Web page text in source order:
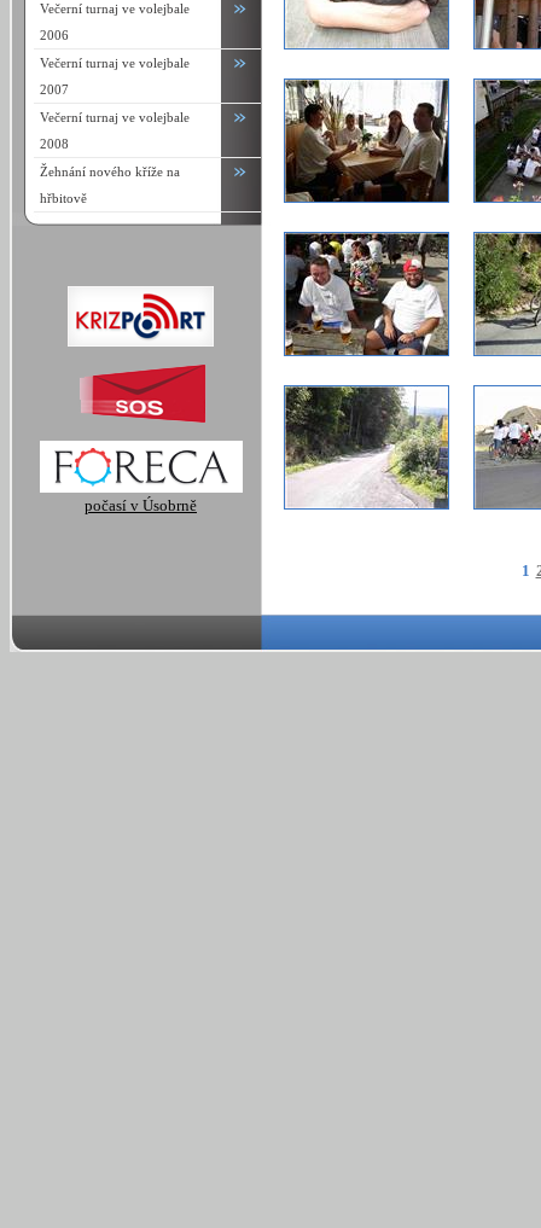
1
Večerní turnaj ve volejbale
2006
Večerní turnaj ve volejbale
2007
Večerní turnaj ve volejbale
2008
Žehnání nového kříže na
hřbitově
počasí v Úsobrně